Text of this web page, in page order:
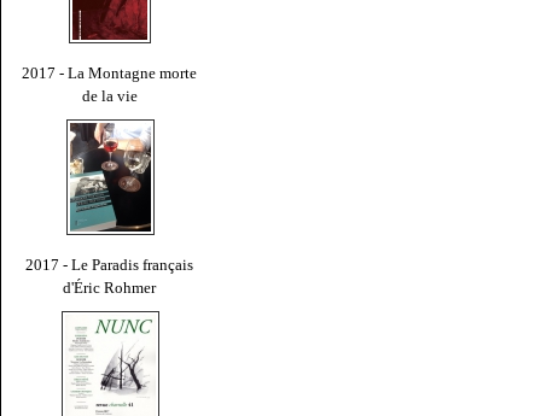
2017 - La Montagne morte
de la vie
2017 - Le Paradis français
d'Éric Rohmer